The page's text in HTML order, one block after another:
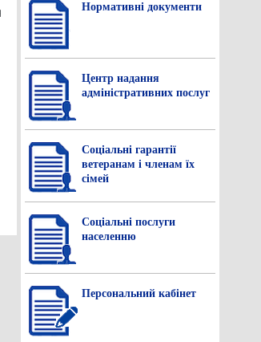
Нормативнi документи
Центр надання
адміністративних послуг
Соціальні гарантії
ветеранам і членам їх
сімей
Соціальні послуги
населенню
Персональний кабінет